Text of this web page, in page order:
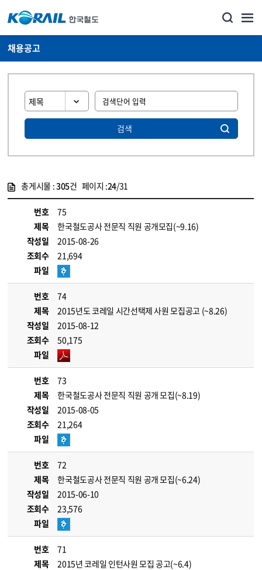
채용공고
검색
총게시물 :305건 페이지 :24/31
번호
75
제목
한국철도공사 전문직 직원 공개모집(~9.16)
작성일
2015-08-26
조회수
21,694
파일
번호
74
제목
2015년도 코레일 시간선택제 사원 모집공고 (~8.26)
작성일
2015-08-12
조회수
50,175
파일
번호
73
제목
한국철도공사 전문직 직원 공개 모집(~8.19)
작성일
2015-08-05
조회수
21,264
파일
번호
72
제목
한국철도공사 전문직 직원 공개 모집(~6.24)
작성일
2015-06-10
조회수
23,576
파일
번호
71
제목
2015년 코레일 인턴사원 모집 공고(~6.4)